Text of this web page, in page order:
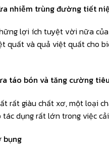
nhiễm trùng đường tiết
lợi ích tuyệt vời nữa
quất và quả việt quất cho
táo bón và tăng cường
rất giàu chất xơ, một loại
dụng rất lớn trong việc
bụng